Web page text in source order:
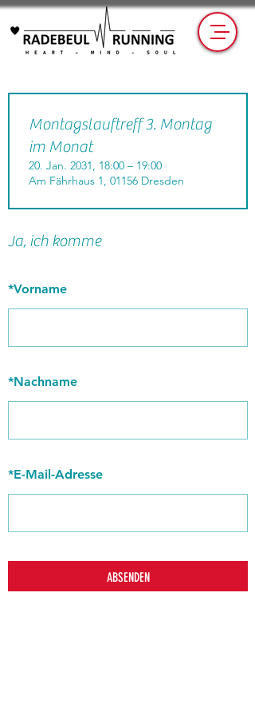
Ja, ich komme
*Vorname
*Nachname
*E-Mail-Adresse
ABSENDEN
Montagslauftreff 3. Montag
im Monat
20. Jan. 2031, 18:00 – 19:00
Am Fährhaus 1, 01156 Dresden